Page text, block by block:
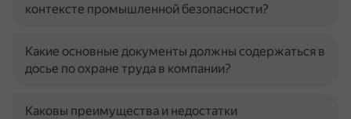
контексте промышленной безопасности?
Какие основные документы должны содержаться в
досье по охране труда в компании?
Каковы преимущества и недостатки